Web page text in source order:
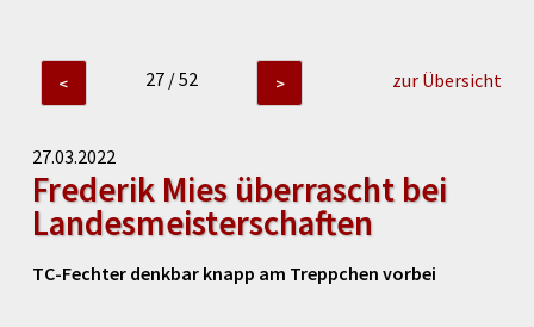
< 27 / 52 > zur Übersicht
27.03.2022
Frederik Mies überrascht bei
Landesmeisterschaften
TC-Fechter denkbar knapp am Treppchen vorbei